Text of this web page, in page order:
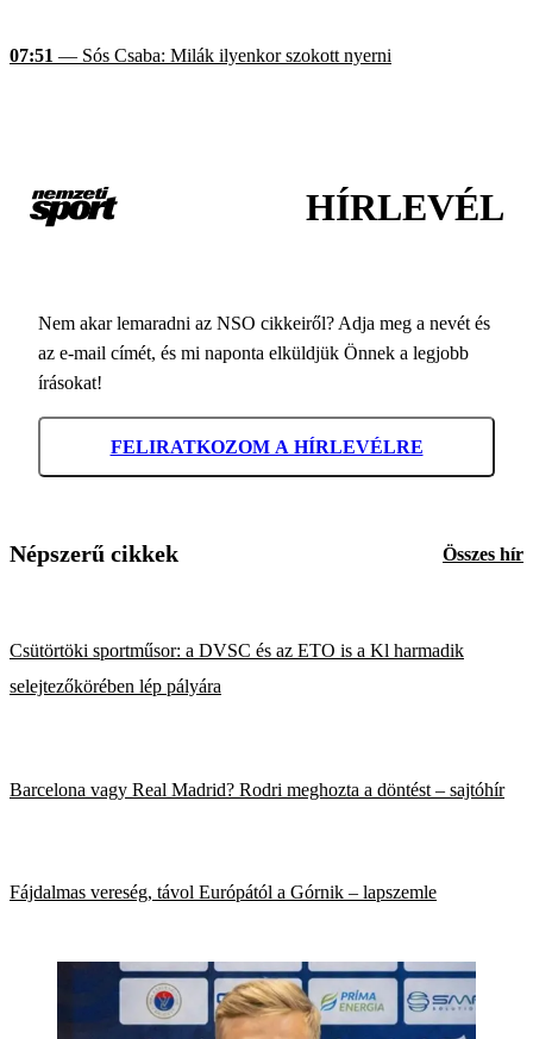
07:51 — Sós Csaba: Milák ilyenkor szokott nyerni
HÍRLEVÉL
Nem akar lemaradni az NSO cikkeiről? Adja meg a nevét és
az e-mail címét, és mi naponta elküldjük Önnek a legjobb
írásokat!
FELIRATKOZOM A HÍRLEVÉLRE
Népszerű cikkek Összes hír
Csütörtöki sportműsor: a DVSC és az ETO is a Kl harmadik
selejtezőkörében lép pályára
Barcelona vagy Real Madrid? Rodri meghozta a döntést – sajtóhír
Fájdalmas vereség, távol Európától a Górnik – lapszemle